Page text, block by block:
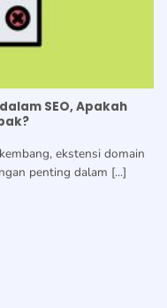
SEO, Apakah
ekstensi domain
penting dalam [...]